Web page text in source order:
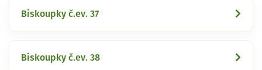
Biskoupky č.ev. 37
Biskoupky č.ev. 38